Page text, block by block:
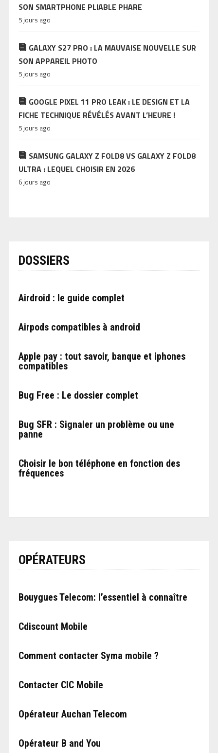
SON SMARTPHONE PLIABLE PHARE
5 jours ago
GALAXY S27 PRO : LA MAUVAISE NOUVELLE SUR
SON APPAREIL PHOTO
5 jours ago
GOOGLE PIXEL 11 PRO LEAK : LE DESIGN ET LA
FICHE TECHNIQUE RÉVÉLÉS AVANT L’HEURE !
5 jours ago
SAMSUNG GALAXY Z FOLD8 VS GALAXY Z FOLD8
ULTRA : LEQUEL CHOISIR EN 2026
6 jours ago
DOSSIERS
Airdroid : le guide complet
Airpods compatibles à android
Apple pay : tout savoir, banque et iphones
compatibles
Bug Free : Le dossier complet
Bug SFR : Signaler un problème ou une
panne
Choisir le bon téléphone en fonction des
fréquences
OPÉRATEURS
Bouygues Telecom: l’essentiel à connaître
Cdiscount Mobile
Comment contacter Syma mobile ?
Contacter CIC Mobile
Opérateur Auchan Telecom
Opérateur B and You